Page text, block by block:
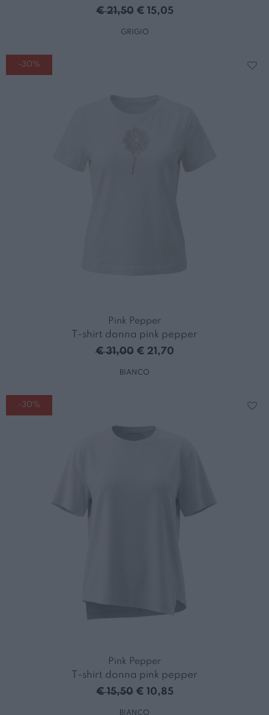
€ 21,50 € 15,05
GRIGIO
-30%
Pink Pepper
T-shirt donna pink pepper
€ 31,00 € 21,70
BIANCO
-30%
Pink Pepper
T-shirt donna pink pepper
€ 15,50 € 10,85
BIANCO